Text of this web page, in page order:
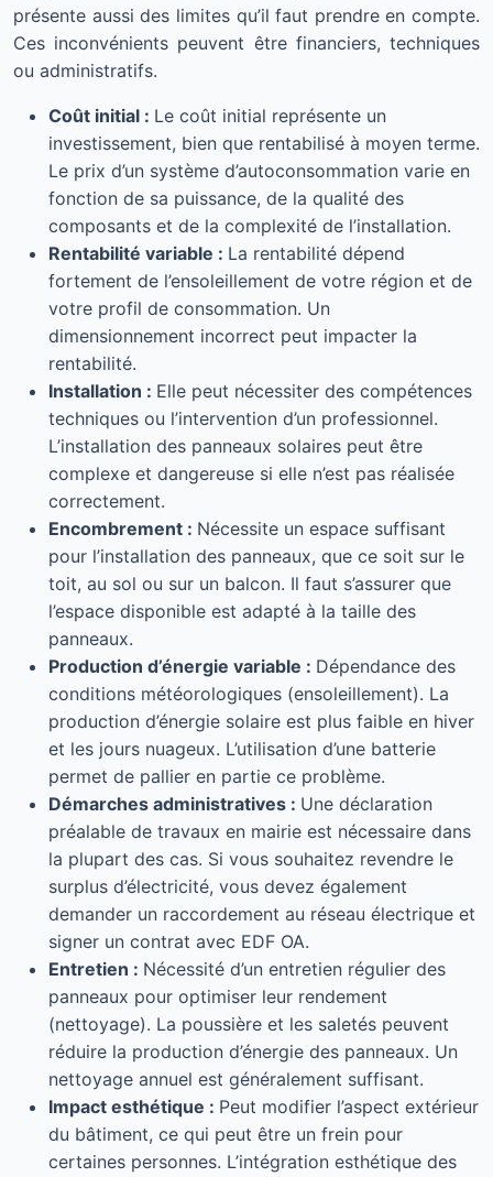
présente aussi des limites qu’il faut prendre en compte.
Ces inconvénients peuvent être financiers, techniques
ou administratifs.
Coût initial : Le coût initial représente un
investissement, bien que rentabilisé à moyen terme.
Le prix d’un système d’autoconsommation varie en
fonction de sa puissance, de la qualité des
composants et de la complexité de l’installation.
Rentabilité variable : La rentabilité dépend
fortement de l’ensoleillement de votre région et de
votre profil de consommation. Un
dimensionnement incorrect peut impacter la
rentabilité.
Installation : Elle peut nécessiter des compétences
techniques ou l’intervention d’un professionnel.
L’installation des panneaux solaires peut être
complexe et dangereuse si elle n’est pas réalisée
correctement.
Encombrement : Nécessite un espace suffisant
pour l’installation des panneaux, que ce soit sur le
toit, au sol ou sur un balcon. Il faut s’assurer que
l’espace disponible est adapté à la taille des
panneaux.
Production d’énergie variable : Dépendance des
conditions météorologiques (ensoleillement). La
production d’énergie solaire est plus faible en hiver
et les jours nuageux. L’utilisation d’une batterie
permet de pallier en partie ce problème.
Démarches administratives : Une déclaration
préalable de travaux en mairie est nécessaire dans
la plupart des cas. Si vous souhaitez revendre le
surplus d’électricité, vous devez également
demander un raccordement au réseau électrique et
signer un contrat avec EDF OA.
Entretien : Nécessité d’un entretien régulier des
panneaux pour optimiser leur rendement
(nettoyage). La poussière et les saletés peuvent
réduire la production d’énergie des panneaux. Un
nettoyage annuel est généralement suffisant.
Impact esthétique : Peut modifier l’aspect extérieur
du bâtiment, ce qui peut être un frein pour
certaines personnes. L’intégration esthétique des